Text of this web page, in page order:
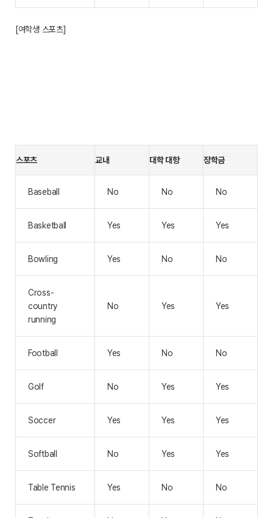
[여학생 스포츠]
스포츠 교내 대학 대항 장학금
Baseball No No No
Basketball Yes Yes Yes
Bowling Yes No No
Cross-
country
running
No Yes Yes
Football Yes No No
Golf No Yes Yes
Soccer Yes Yes Yes
Softball No Yes Yes
Table Tennis Yes No No